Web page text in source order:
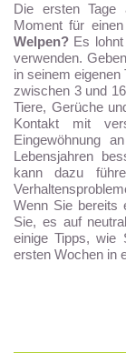
Die ersten Tage
Moment für
Welpen? Es
verwenden.
in seinem
zwischen 3 und
Tiere, Gerüche
Kontakt mit
Eingewöhnung
Lebensjahren
kann dazu
Wenn Sie bereits
Sie, es auf
einige Tipps, wie
ersten Wochen in